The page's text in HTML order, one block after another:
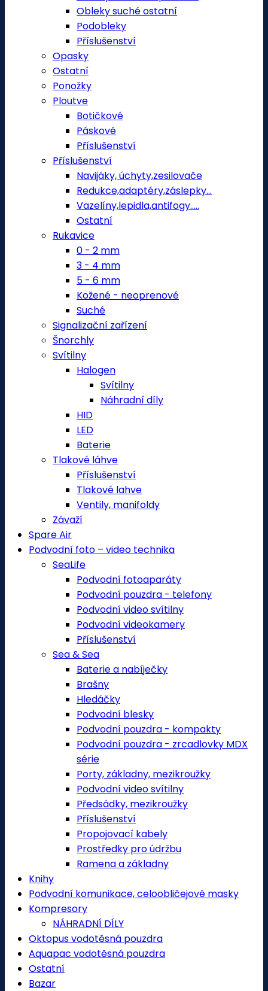
Obleky suché ostatní
Podobleky
Příslušenství
Opasky
Ostatní
Ponožky
Ploutve
Botičkové
Páskové
Příslušenství
Příslušenství
Navijáky, úchyty,zesilovače
Redukce,adaptéry,záslepky...
Vazelíny,lepidla,antifogy.....
Ostatní
Rukavice
0 - 2 mm
3 - 4 mm
5 - 6 mm
Kožené - neoprenové
Suché
Signalizační zařízení
Šnorchly
Svítilny
Halogen
Svítilny
Náhradní díly
HID
LED
Baterie
Tlakové láhve
Příslušenství
Tlakové lahve
Ventily, manifoldy
Závaží
Spare Air
Podvodní foto – video technika
SeaLife
Podvodní fotoaparáty
Podvodní pouzdra - telefony
Podvodní video svítilny
Podvodní videokamery
Příslušenství
Sea & Sea
Baterie a nabíječky
Brašny
Hledáčky
Podvodní blesky
Podvodní pouzdra - kompakty
Podvodní pouzdra - zrcadlovky MDX
série
Porty, základny, mezikroužky
Podvodní video svítilny
Předsádky, mezikroužky
Příslušenství
Propojovací kabely
Prostředky pro údržbu
Ramena a základny
Knihy
Podvodní komunikace, celoobličejové masky
Kompresory
NÁHRADNÍ DÍLY
Oktopus vodotěsná pouzdra
Aquapac vodotěsná pouzdra
Ostatní
Bazar